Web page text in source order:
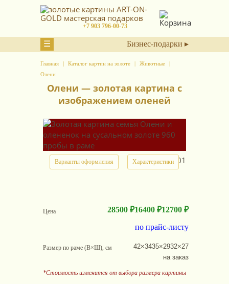
+7 903 796-00-73
☰ Бизнес-подарки ▸
Главная Каталог картин на золоте
Животные
Олени
Олени — золотая картина с
изображением оленей
Варианты оформления Характеристики
арт.18501
Цена 12700 ₽
16400 ₽
28500 ₽
по прайс-листу
Размер по раме (В×Ш), см 32×27
35×29
42×34
на заказ
*Стоимость изменится от выбора размера картины